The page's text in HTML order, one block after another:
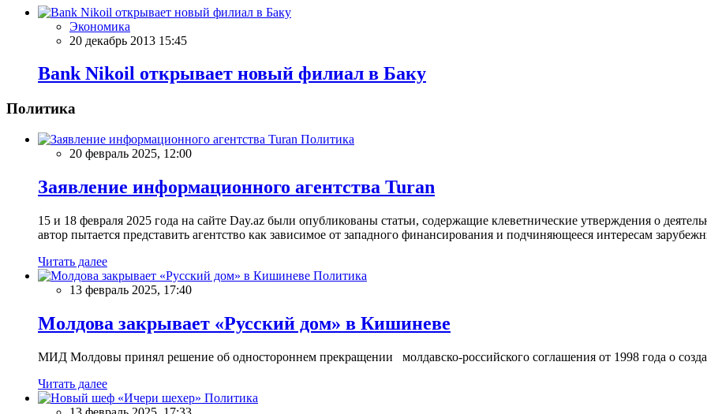
Экономика
20 декабрь 2013 15:45
Bank Nikoil открывает новый филиал в Баку
Политика
Политика
20 февраль 2025, 12:00
Заявление информационного агентства Turan
15 и 18 февраля 2025 года на сайте Day.az были опубликованы статьи, содержащие клеветнические утверждения о
автор пытается представить агентство как зависимое от западного финансирования и подчиняющееся интересам
Читать далее
Политика
13 февраль 2025, 17:40
Молдова закрывает «Русский дом» в Кишиневе
МИД Молдовы принял решение об одностороннем прекращении молдавско-российского соглашения от 1998 года о
Читать далее
Политика